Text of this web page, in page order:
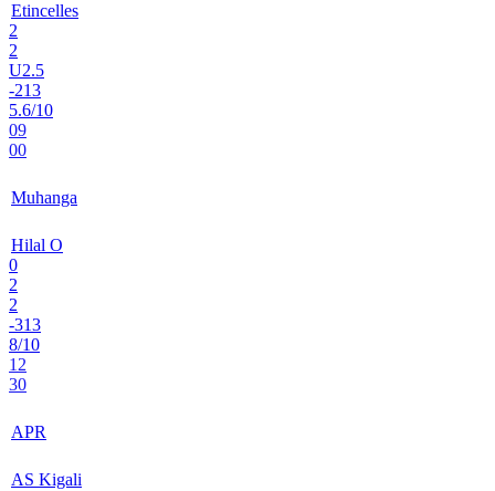
Etincelles
2
2
U2.5
-213
5.6/10
09
00
Muhanga
Hilal O
0
2
2
-313
8/10
12
30
APR
AS Kigali